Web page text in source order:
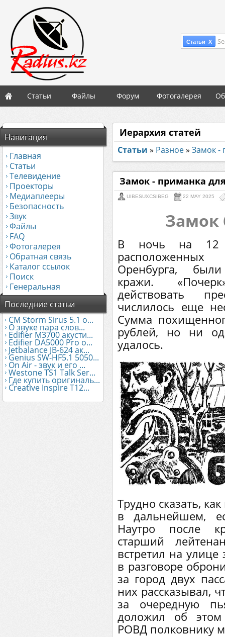
Статьи X
Статьи Файлы Форум Фотогалерея
Навигация
Главная
Статьи
Телевидение
Проекторы
Медиаплееры
Безопасность
Звук
Файлы
FAQ
Фотогалерея
Обратная связь
Каталог ссылок
Поиск
Генеральная
Последние статьи
CM Storm Sirus 5.1 о...
О звуке пара слов...
Edifier М3700 акусти...
Edifier DA5000 Pro о...
Jetbalance JB-624 ак...
Genius SW-HF5.1 5050...
On Air - звук и его ...
Westone TS1 Talk Ser...
Где купить оригиналь...
Creative Inspire T12...
Иерархия статей
Статьи » Разное» Замок -
Замок - приманка
UIBESUXCSIBEG 22 MAY 2025
Замок
В ночь на 12
Оренбурга,
кражи.
действовать
числилось еще
Сумма
рублей, но ни
удалось.
Трудно сказать,
в дальнейшем,
Наутро после
старший
встретил на улице
в разговоре
за город двух
них рассказывал,
за очередную
доложил об этом
РОВД полковнику